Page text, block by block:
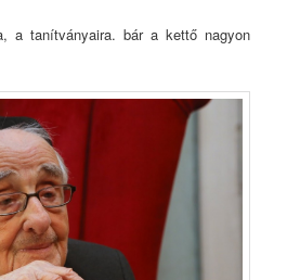
a tanítványaira. bár a kettő nagyon